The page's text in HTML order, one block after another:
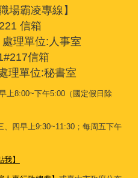
場霸凌專線】
信箱
理單位:人事室
信箱
理單位:秘書室
上8:00~下午5:00（國定假日除
、四早上9:30~11:30；每周五下午
我】